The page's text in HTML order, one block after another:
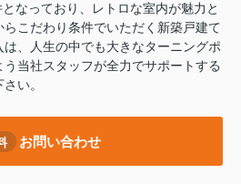
なっており、レトロな室内が魅力と
こだわり条件でいただく新築戸建て
、人生の中でも大きなターニングポ
当社スタッフが全力でサポートする
い。
お問い合わせ